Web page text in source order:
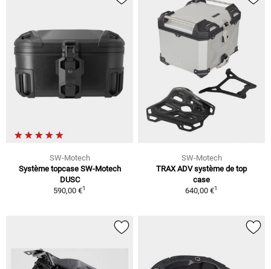
SW-Motech
Système topcase SW-Motech
DUSC
590,00 €1
SW-Motech
TRAX ADV système de top
case
640,00 €1